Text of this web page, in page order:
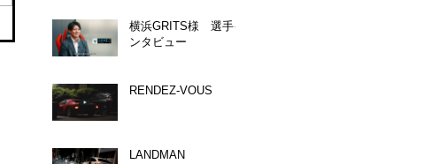
横浜GRITS様 選手イ
ンタビュー
RENDEZ-VOUS
LANDMAN